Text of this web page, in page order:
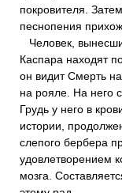
покровителя.
песнопения
Человек,
Каспара находят
он видит Смерть
на рояле. На него
Грудь у него в
истории,
слепого бербера
удовлетворением
мозга.